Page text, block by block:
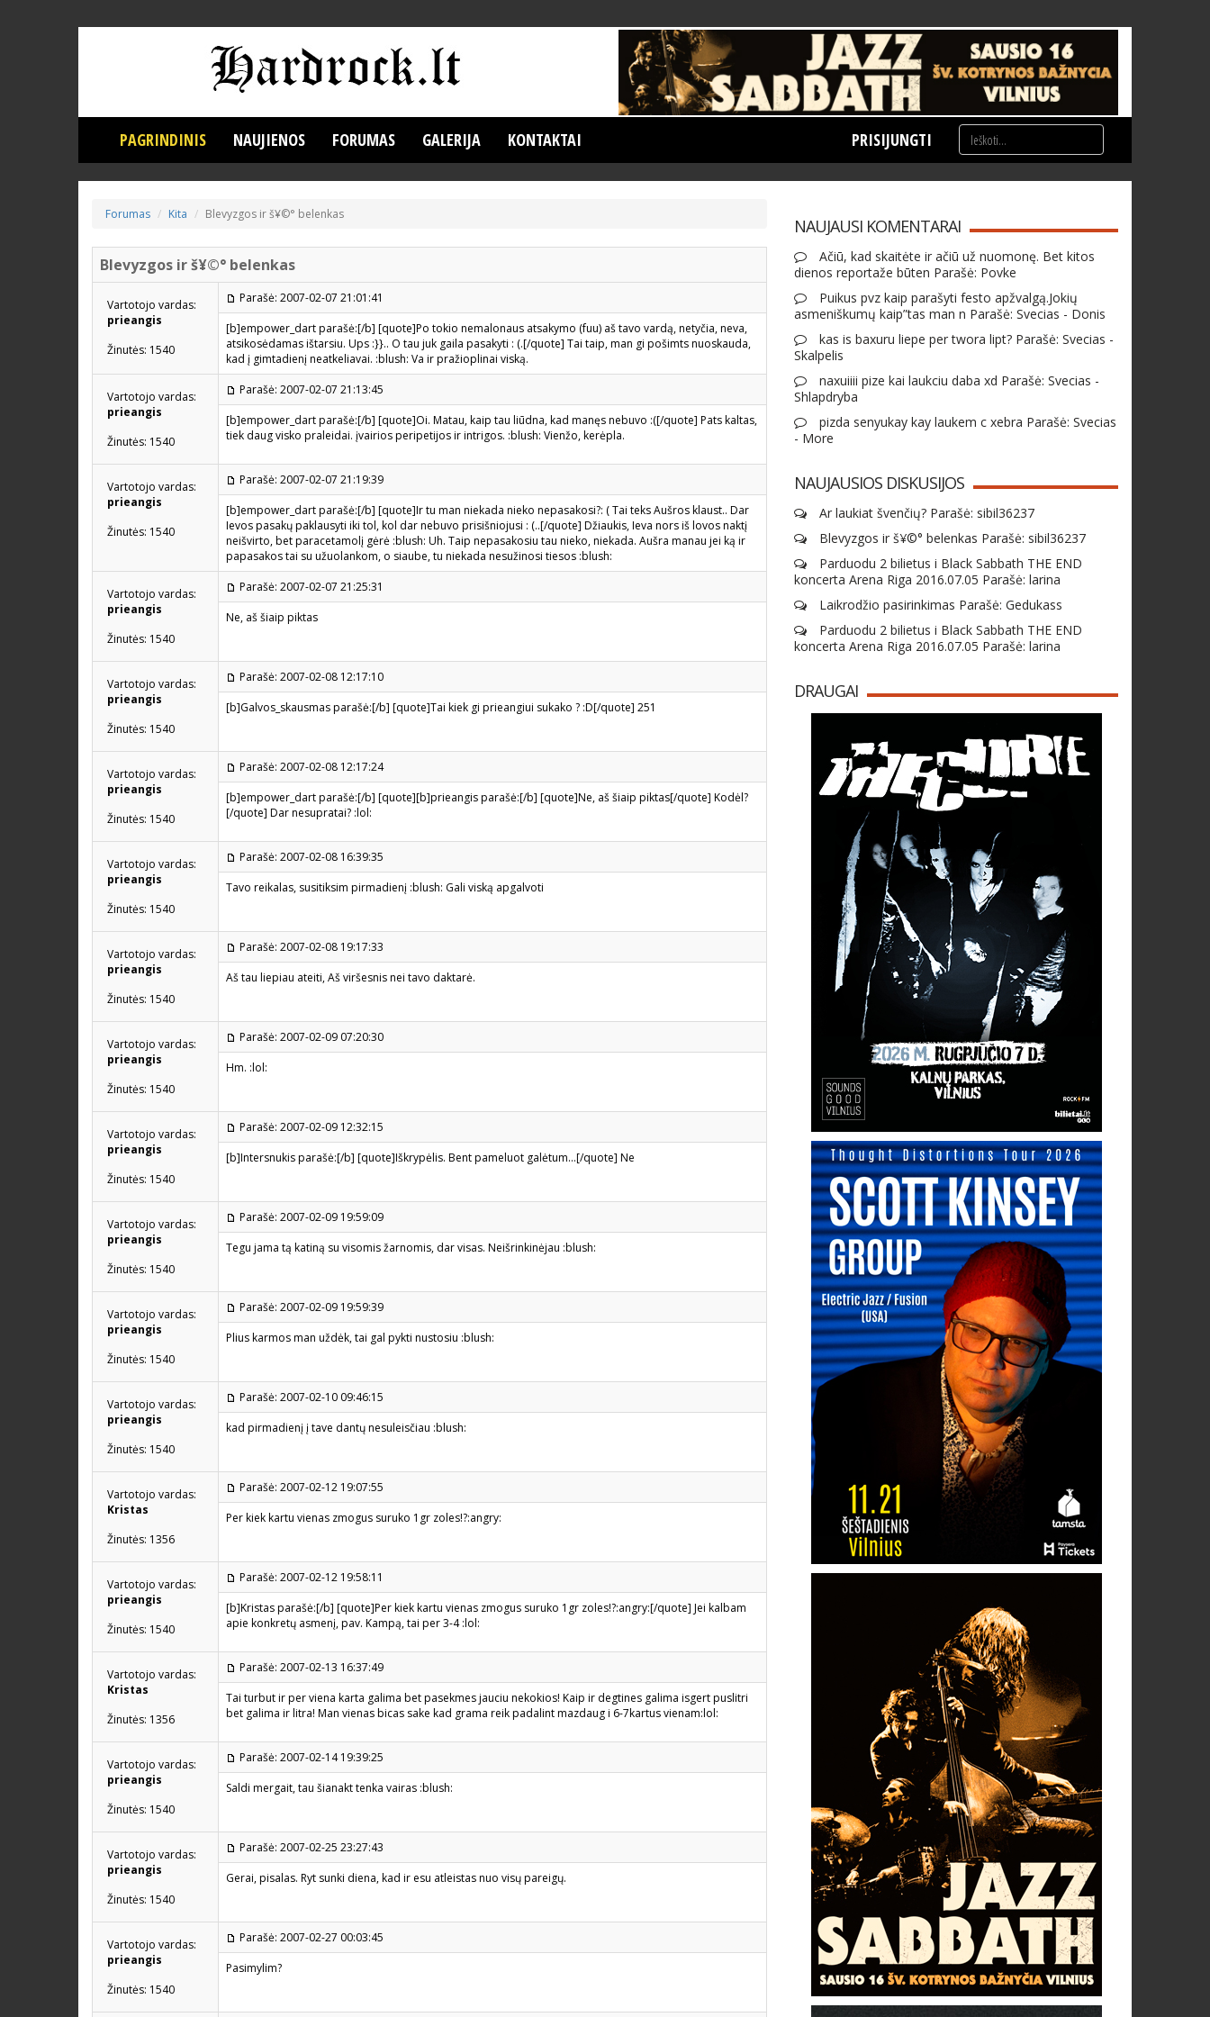
PAGRINDINIS NAUJIENOS FORUMAS GALERIJA KONTAKTAI PRISIJUNGTI
Forumas Kita Blevyzgos ir š¥©° belenkas
Blevyzgos ir š¥©° belenkas
Vartotojo vardas:
prieangis
Žinutės: 1540
Parašė: 2007-02-07 21:01:41
[b]empower_dart parašė:[/b] [quote]Po tokio nemalonaus atsakymo (fuu) aš tavo vardą, netyčia, neva,
atsikosėdamas ištarsiu. Ups :}}.. O tau juk gaila pasakyti : (.[/quote] Tai taip, man gi pošimts nuoskauda,
kad į gimtadienį neatkeliavai. :blush: Va ir pražioplinai viską.
Vartotojo vardas:
prieangis
Žinutės: 1540
Parašė: 2007-02-07 21:13:45
[b]empower_dart parašė:[/b] [quote]Oi. Matau, kaip tau liūdna, kad manęs nebuvo :([/quote] Pats kaltas,
tiek daug visko praleidai. įvairios peripetijos ir intrigos. :blush: Vienžo, kerėpla.
Vartotojo vardas:
prieangis
Žinutės: 1540
Parašė: 2007-02-07 21:19:39
[b]empower_dart parašė:[/b] [quote]Ir tu man niekada nieko nepasakosi?: ( Tai teks Aušros klaust.. Dar
Ievos pasakų paklausyti iki tol, kol dar nebuvo prisišniojusi : (..[/quote] Džiaukis, Ieva nors iš lovos naktį
neišvirto, bet paracetamolį gėrė :blush: Uh. Taip nepasakosiu tau nieko, niekada. Aušra manau jei ką ir
papasakos tai su užuolankom, o siaube, tu niekada nesužinosi tiesos :blush:
Vartotojo vardas:
prieangis
Žinutės: 1540
Parašė: 2007-02-07 21:25:31
Ne, aš šiaip piktas
Vartotojo vardas:
prieangis
Žinutės: 1540
Parašė: 2007-02-08 12:17:10
[b]Galvos_skausmas parašė:[/b] [quote]Tai kiek gi prieangiui sukako ? :D[/quote] 251
Vartotojo vardas:
prieangis
Žinutės: 1540
Parašė: 2007-02-08 12:17:24
[b]empower_dart parašė:[/b] [quote][b]prieangis parašė:[/b] [quote]Ne, aš šiaip piktas[/quote] Kodėl?
[/quote] Dar nesupratai? :lol:
Vartotojo vardas:
prieangis
Žinutės: 1540
Parašė: 2007-02-08 16:39:35
Tavo reikalas, susitiksim pirmadienį :blush: Gali viską apgalvoti
Vartotojo vardas:
prieangis
Žinutės: 1540
Parašė: 2007-02-08 19:17:33
Aš tau liepiau ateiti, Aš viršesnis nei tavo daktarė.
Vartotojo vardas:
prieangis
Žinutės: 1540
Parašė: 2007-02-09 07:20:30
Hm. :lol:
Vartotojo vardas:
prieangis
Žinutės: 1540
Parašė: 2007-02-09 12:32:15
[b]Intersnukis parašė:[/b] [quote]Iškrypėlis. Bent pameluot galėtum...[/quote] Ne
Vartotojo vardas:
prieangis
Žinutės: 1540
Parašė: 2007-02-09 19:59:09
Tegu jama tą katiną su visomis žarnomis, dar visas. Neišrinkinėjau :blush:
Vartotojo vardas:
prieangis
Žinutės: 1540
Parašė: 2007-02-09 19:59:39
Plius karmos man uždėk, tai gal pykti nustosiu :blush:
Vartotojo vardas:
prieangis
Žinutės: 1540
Parašė: 2007-02-10 09:46:15
kad pirmadienį į tave dantų nesuleisčiau :blush:
Vartotojo vardas:
Kristas
Žinutės: 1356
Parašė: 2007-02-12 19:07:55
Per kiek kartu vienas zmogus suruko 1gr zoles!?:angry:
Vartotojo vardas:
prieangis
Žinutės: 1540
Parašė: 2007-02-12 19:58:11
[b]Kristas parašė:[/b] [quote]Per kiek kartu vienas zmogus suruko 1gr zoles!?:angry:[/quote] Jei kalbam
apie konkretų asmenį, pav. Kampą, tai per 3-4 :lol:
Vartotojo vardas:
Kristas
Žinutės: 1356
Parašė: 2007-02-13 16:37:49
Tai turbut ir per viena karta galima bet pasekmes jauciu nekokios! Kaip ir degtines galima isgert puslitri
bet galima ir litra! Man vienas bicas sake kad grama reik padalint mazdaug i 6-7kartus vienam:lol:
Vartotojo vardas:
prieangis
Žinutės: 1540
Parašė: 2007-02-14 19:39:25
Saldi mergait, tau šianakt tenka vairas :blush:
Vartotojo vardas:
prieangis
Žinutės: 1540
Parašė: 2007-02-25 23:27:43
Gerai, pisalas. Ryt sunki diena, kad ir esu atleistas nuo visų pareigų.
Vartotojo vardas:
prieangis
Žinutės: 1540
Parašė: 2007-02-27 00:03:45
Pasimylim?
NAUJAUSI KOMENTARAI
Ačiū, kad skaitėte ir ačiū už nuomonę. Bet kitos
dienos reportaže būten Parašė: Povke
Puikus pvz kaip parašyti festo apžvalgą.Jokių
asmeniškumų kaip”tas man n Parašė: Svecias - Donis
kas is baxuru liepe per twora lipt? Parašė: Svecias -
Skalpelis
naxuiiii pize kai laukciu daba xd Parašė: Svecias -
Shlapdryba
pizda senyukay kay laukem c xebra Parašė: Svecias
- More
NAUJAUSIOS DISKUSIJOS
Ar laukiat švenčių? Parašė: sibil36237
Blevyzgos ir š¥©° belenkas Parašė: sibil36237
Parduodu 2 bilietus i Black Sabbath THE END
koncerta Arena Riga 2016.07.05 Parašė: larina
Laikrodžio pasirinkimas Parašė: Gedukass
Parduodu 2 bilietus i Black Sabbath THE END
koncerta Arena Riga 2016.07.05 Parašė: larina
DRAUGAI